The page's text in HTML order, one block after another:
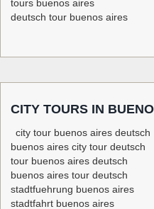
tours buenos aires
deutsch tour buenos aires
CITY TOURS IN
city tour buenos aires deutsch
buenos aires city tour deutsch
tour buenos aires deutsch
buenos aires tour deutsch
stadtfuehrung buenos aires
stadtfahrt buenos aires